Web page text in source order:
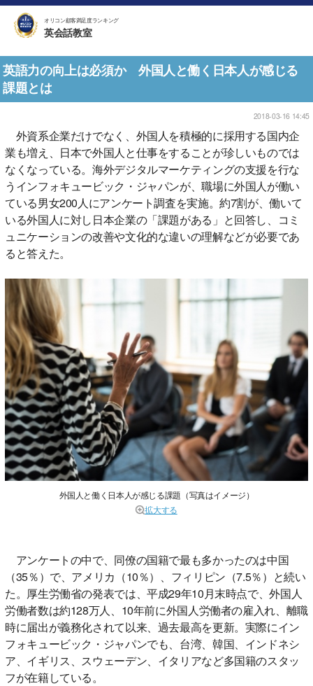
オリコン顧客満足度ランキング
英会話教室
英語力の向上は必須か 外国人と働く日本人が感じる
課題とは
2018-03-16 14:45
外資系企業だけでなく、外国人を積極的に採用する国内企
業も増え、日本で外国人と仕事をすることが珍しいものでは
なくなっている。海外デジタルマーケティングの支援を行な
うインフォキュービック・ジャパンが、職場に外国人が働い
ている男女200人にアンケート調査を実施。約7割が、働いて
いる外国人に対し日本企業の「課題がある」と回答し、コミ
ュニケーションの改善や文化的な違いの理解などが必要であ
ると答えた。
外国人と働く日本人が感じる課題（写真はイメージ）
拡大する
アンケートの中で、同僚の国籍で最も多かったのは中国
（35％）で、アメリカ（10％）、フィリピン（7.5％）と続い
た。厚生労働省の発表では、平成29年10月末時点で、外国人
労働者数は約128万人、10年前に外国人労働者の雇入れ、離職
時に届出が義務化されて以来、過去最高を更新。実際にイン
フォキュービック・ジャパンでも、台湾、韓国、インドネシ
ア、イギリス、スウェーデン、イタリアなど多国籍のスタッ
フが在籍している。